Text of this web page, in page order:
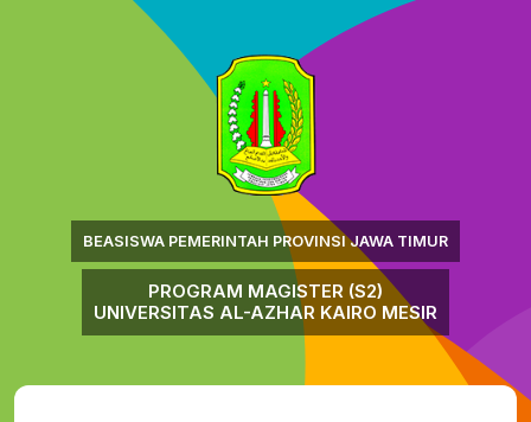
BEASISWA PEMERINTAH PROVINSI JAWA TIMUR
PROGRAM MAGISTER (S2)
UNIVERSITAS AL-AZHAR KAIRO MESIR